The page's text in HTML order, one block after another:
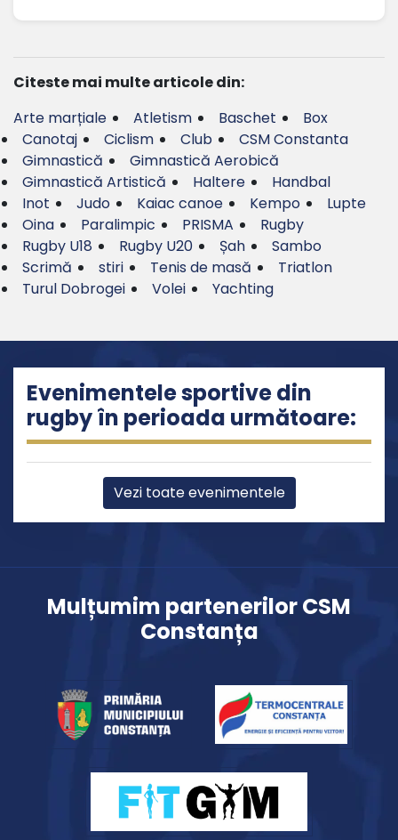
Citeste mai multe articole din:
Arte marțiale
Atletism Baschet
Box
Canotaj
Ciclism Club
CSM Constanta
Gimnastică
Gimnastică Aerobică
Gimnastică Artistică
Haltere
Handbal
Inot
Judo Kaiac canoe Kempo
Lupte
Oina
Paralimpic PRISMA
Rugby
Rugby U18
Rugby U20 Șah
Sambo
Scrimă
stiri Tenis de masă
Triatlon
Turul Dobrogei
Volei Yachting
Evenimentele sportive din
rugby în perioada următoare:
Vezi toate evenimentele
Mulțumim partenerilor CSM
Constanța